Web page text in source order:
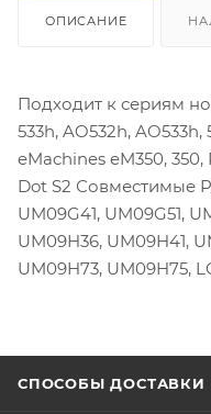
ОПИСАНИЕ
Подходит к сериям
533h, AO532h, AO533h,
eMachines eM350,
Dot S2 Совместимые
UM09G41, UM09G51,
UM09H36, UM09H41,
UM09H73, UM09H75,
СПОСОБЫ ДОСТАВКИ